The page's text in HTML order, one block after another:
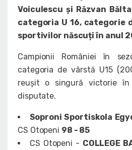
Voiculescu și Răzvan
categoria U 16, categorie
sportivilor născuți în anul
Campionii României în
categoria de vârstă U15
reușit o singură victorie
disputate.
Soproni Sportiskola
CS Otopeni 98 - 85
CS Otopeni - COLLEGE